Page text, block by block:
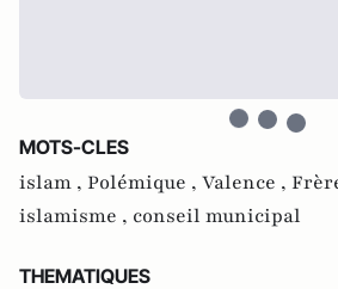
MOTS-CLES
islam , Polémique , Valence ,
islamisme , conseil municipal
THEMATIQUES